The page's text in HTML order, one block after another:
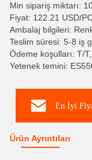
Min sipariş miktarı:
Fiyat: 122.21 USD/
Ambalaj bilgileri:
Teslim süresi: 5-8 iş
Ödeme koşulları: T/
Yetenek temini:
En İyi
Ürün Ayrıntıları